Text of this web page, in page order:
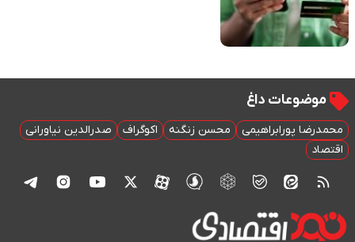
موضوعات داغ
محمدرضا پورابراهیمی محسن زنگنه اکوگراف
صدرالدین نیاورانی
اقتصاد